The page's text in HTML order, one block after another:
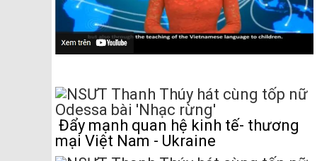
Đẩy mạnh quan hệ kinh tế- thương
mại Việt Nam - Ukraine